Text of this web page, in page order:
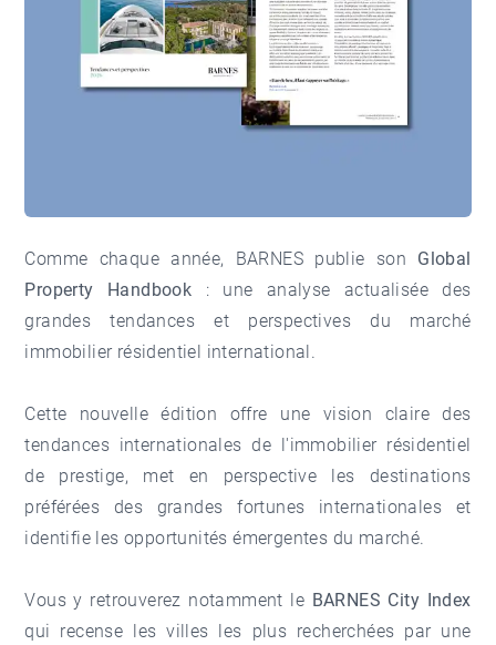
Comme chaque année, BARNES publie son Global
Property Handbook : une analyse actualisée des
grandes tendances et perspectives du marché
immobilier résidentiel international.
Cette nouvelle édition offre une vision claire des
tendances internationales de l'immobilier résidentiel
de prestige, met en perspective les destinations
préférées des grandes fortunes internationales et
identifie les opportunités émergentes du marché.
Vous y retrouverez notamment le BARNES City Index
qui recense les villes les plus recherchées par une